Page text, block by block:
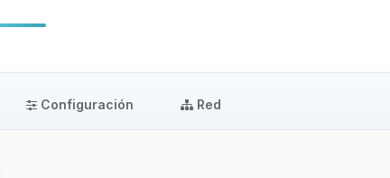
Configuración Red